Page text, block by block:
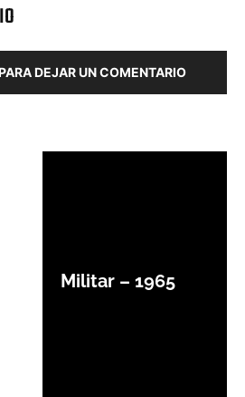
DEJAR UN COMENTARIO
Militar – 1965